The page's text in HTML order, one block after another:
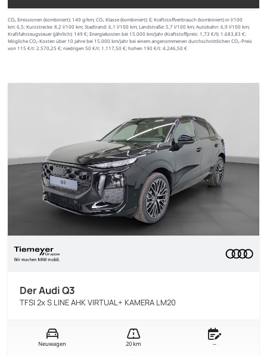
CO₂ Emissionen (kombiniert): 149 g/km; CO₂ Klasse (kombiniert): E; Kraftstoffverbrauch (kombiniert) in l/100
km: 6,5; Kurzstrecke: 8,2 l/100 km; Stadtrand: 6,1 l/100 km; Landstraße: 5,7 l/100 km; Autobahn: 6,9 l/100 km;
Kraftfahrzeugsteuer (jährlich): 149 €; Energiekosten bei 15.000 km/Jahr (Kraftstoffpreis: 1,73 €/l): 1.683,83 €;
Mögliche CO₂-Kosten über 10 Jahre bei 15.000 km/Jahr bei einem angenommenen durchschnittlichen CO₂-Preis
von 115 €/t: 2.570,25 €; niedrigen 50 €/t: 1.117,50 €; hohen 190 €/t: 4.246,50 €
Der Audi Q3
TFSI 2x S LINE AHK VIRTUAL+ KAMERA LM20
Neuwagen 20 km --